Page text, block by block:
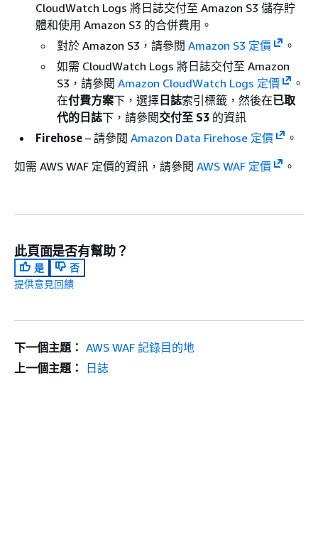
CloudWatch Logs 將日誌交付至 Amazon S3 儲存貯
體和使用 Amazon S3 的合併費用。
對於 Amazon S3，請參閱 Amazon S3 定價
。
如需 CloudWatch Logs 將日誌交付至 Amazon
S3，請參閱 Amazon CloudWatch Logs 定價
。
在付費方案下，選擇 日誌索引標籤，然後在已取
代的日誌下，請參閱交付至 S3 的資訊
Firehose – 請參閱 Amazon Data Firehose 定價
。
如需 AWS WAF 定價的資訊，請參閱 AWS WAF 定價 。
此頁面是否有幫助？
是
否
提供意見回饋
下一個主題： AWS WAF 記錄目的地
上一個主題：
日誌